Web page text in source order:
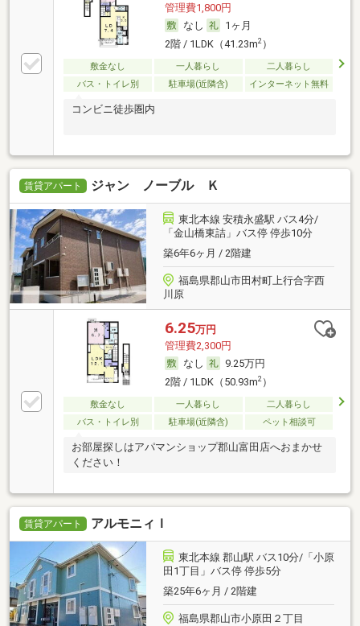
管理費1,800円
なし
1ヶ月
2階 / 1LDK（41.23m2）
敷金なし 一人暮らし
二人暮らし
バス・トイレ別
駐車場(近隣含) インターネット無料
コンビニ徒歩圏内
賃貸アパート ジャン ノーブル Ｋ
東北本線 安積永盛駅 バス4分/
「金山橋東詰」バス停 停歩10分
築6年6ヶ月 / 2階建
福島県郡山市田村町上行合字西
川原
6.25万円
管理費2,300円
なし
9.25万円
2階 / 1LDK（50.93m2）
敷金なし 一人暮らし
二人暮らし
バス・トイレ別
駐車場(近隣含) ペット相談可
お部屋探しはアパマンショップ郡山富田店へおまかせ
ください！
賃貸アパート アルモニィＩ
東北本線 郡山駅 バス10分/「小原
田1丁目」バス停 停歩5分
築25年6ヶ月 / 2階建
福島県郡山市小原田２丁目